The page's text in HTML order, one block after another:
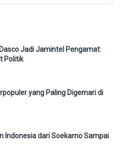
Jadi Jamintel Pengamat:
Politik
yang Paling Digemari di
Indonesia dari Soekarno Sampai